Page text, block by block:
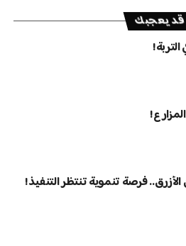
قد يعجبك
الأزرق.. فرصة تنموية تنتظر التنفيذ!